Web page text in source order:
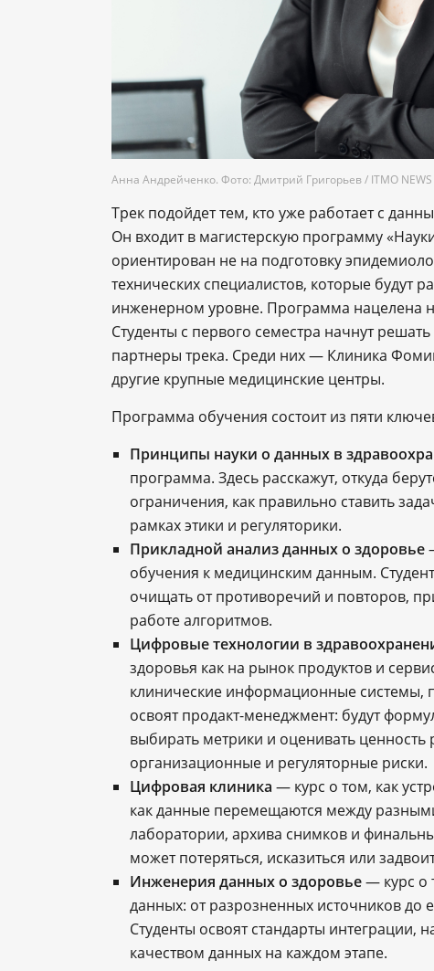
Анна Андрейченко. Фото: Дмитрий Григорьев / ITMO NEWS
Трек подойдет тем, кто уже работает с
Он входит в магистерскую программу
ориентирован не на подготовку
технических специалистов, которые будут
инженерном уровне. Программа нацелена
Студенты с первого семестра начнут
партнеры трека. Среди них — Клиника
другие крупные медицинские центры.
Программа обучения состоит из пяти
Принципы науки о данных в
программа. Здесь расскажут, откуда
ограничения, как правильно ставить
рамках этики и регуляторики.
Прикладной анализ данных о здоровье
обучения к медицинским данным.
очищать от противоречий и повторов,
работе алгоритмов.
Цифровые технологии в
здоровья как на рынок продуктов и
клинические информационные системы,
освоят продакт-менеджмент: будут
выбирать метрики и оценивать
организационные и регуляторные риски.
Цифровая клиника — курс о том, как
как данные перемещаются между
лаборатории, архива снимков и
может потеряться, исказиться или
Инженерия данных о здоровье— курс о
данных: от разрозненных источников до
Студенты освоят стандарты интеграции,
качеством данных на каждом этапе.